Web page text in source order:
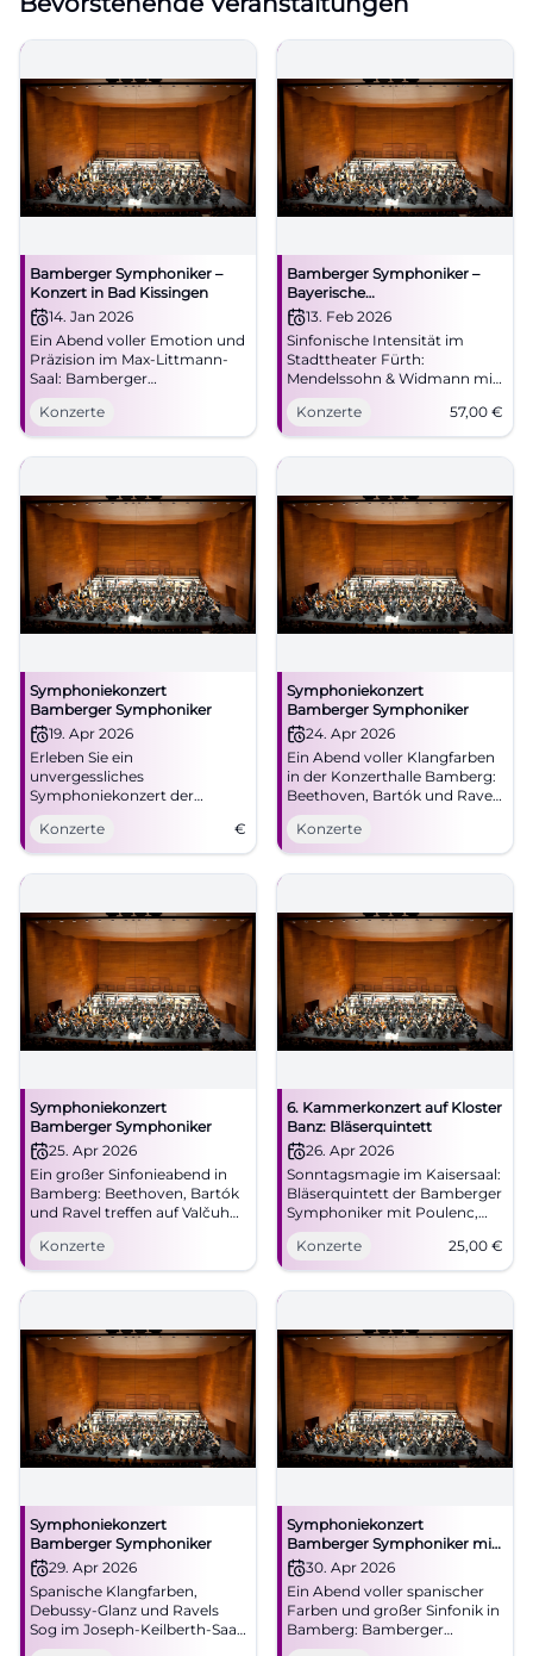
Bamberger Symphoniker –
Konzert in Bad Kissingen
14. Jan 2026
Ein Abend voller Emotion und
Präzision im Max-Littmann-
Saal: Bamberger
Symphoniker live in Bad
Kissingen. 14.01.2026, 19:30
Uhr. Große Sinfonik, beste
Akustik, echtes Live-Erlebnis.
#BadKissingen
Konzerte
Bamberger Symphoniker –
Bayerische
Staatsphilharmonie
13. Feb 2026
Sinfonische Intensität im
Stadttheater Fürth:
Mendelssohn & Widmann mit
den Bamberger
Symphonikern. 13.02.2026,
19:30 Uhr, ab 57 €. Große
Gefühle, klare Klangfarben –
#FürthKultur
Konzerte 57,00 €
Symphoniekonzert
Bamberger Symphoniker
19. Apr 2026
Erleben Sie ein
unvergessliches
Symphoniekonzert der
Bamberger Symphoniker in
der Konzert- und
Kongresshalle Bamberg.
Konzerte €
Symphoniekonzert
Bamberger Symphoniker
24. Apr 2026
Ein Abend voller Klangfarben
in der Konzerthalle Bamberg:
Beethoven, Bartók und Ravel
mit Juraj Valčuha und Frank
Peter Zimmermann.
24.04.2026, 20 Uhr. Jetzt live
erleben! #Bamberg #Klassik
Konzerte
Symphoniekonzert
Bamberger Symphoniker
25. Apr 2026
Ein großer Sinfonieabend in
Bamberg: Beethoven, Bartók
und Ravel treffen auf Valčuha
und Zimmermann.
25.04.2026, 20 Uhr.
#Bamberg #Konzert
Konzerte
6. Kammerkonzert auf Kloster
Banz: Bläserquintett
26. Apr 2026
Sonntagsmagie im Kaisersaal:
Bläserquintett der Bamberger
Symphoniker mit Poulenc,
Ippolitov-Ivanov, Rimski-
Korsakow. 26.04.2026, 11 Uhr,
ab 25 €. Intensives
Konzerterlebnis – jetzt Tickets
Konzerte 25,00 €
Symphoniekonzert
Bamberger Symphoniker
29. Apr 2026
Spanische Klangfarben,
Debussy-Glanz und Ravels
Sog im Joseph-Keilberth-Saal:
Dieses Symphoniekonzert
Symphoniekonzert
Bamberger Symphoniker mit
Roberto González-Monjas &
Javier Perianes
30. Apr 2026
Ein Abend voller spanischer
Farben und großer Sinfonik in
Bamberg: Bamberger
Symphoniker, Roberto